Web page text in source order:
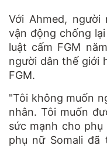
Với Ahmed,
vận động chống
luật cấm FGM
người dân thế giới
FGM.
"Tôi không muốn
nhân. Tôi muốn
sức mạnh cho
phụ nữ Somali đã